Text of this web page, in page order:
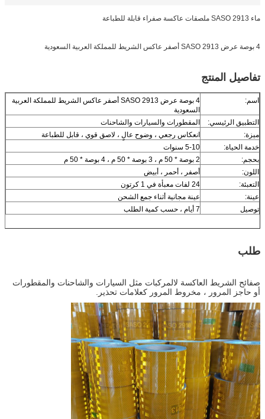
ماء SASO 2913 ملصقات عاكسة صفراء قابلة للطباعة
4 بوصة عرض SASO 2913 أصفر عاكس الشريط للمملكة العربية السعودية
تفاصيل المنتج
اسم:
4 بوصة عرض SASO 2913 أصفر عاكس الشريط للمملكة العربية
السعودية
التطبيق الرئيسي:
المقطورات والسيارات والشاحنات
ميزة:
انعكاس رجعي ، وضوح عالٍ ، لاصق قوي ، قابل للطباعة
خدمة الحياة:
5-10 سنوات
بحجم:
2 بوصة * 50 م ، 3 بوصة * 50 م ، 4 بوصة * 50 م
اللون:
أصفر ، أحمر ، أبيض
التعبئة:
24 لفات معبأة في 1 كرتون
عينة:
عينة مجانية أثناء جمع الشحن
توصيل
7 أيام ، حسب كمية الطلب
طلب
صفائح الشريط العاكسة لالمركبات مثل السيارات والشاحنات والمقطورات
أو حاجز المرور ، مخروط المرور كعلامات تحذير.